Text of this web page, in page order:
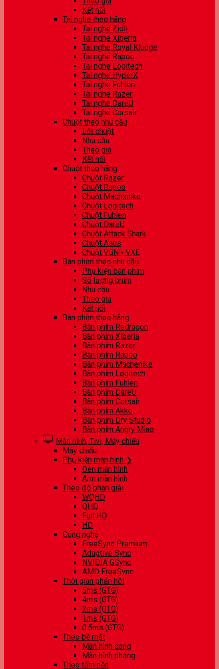
Kết nối
Tai nghe theo hãng
Tai nghe Zidli
Tai nghe Xiberia
Tai nghe Royal Kludge
Tai nghe Rapoo
Tai nghe Logitech
Tai nghe HyperX
Tai nghe Fuhlen
Tai nghe Razer
Tai nghe DareU
Tai nghe Corsair
Chuột theo nhu cầu
Lót chuột
Nhu cầu
Theo giá
Kết nối
Chuột theo hãng
Chuột Razer
Chuột Rapoo
Chuột Machenike
Chuột Logitech
Chuột Fuhlen
Chuột DareU
Chuột Attack Shark
Chuột Asus
Chuột VGN - VXE
Bàn phím theo nhu cầu
Phụ kiện bàn phím
Số lượng phím
Nhu cầu
Theo giá
Kết nối
Bàn phím theo hãng
Bàn phím Redragon
Bàn phím Xiberia
Bàn phím Razer
Bàn phím Rapoo
Bàn phím Machenike
Bàn phím Logitech
Bàn phím Fuhlen
Bàn phím DareU
Bàn phím Corsair
Bàn phím Akko
Bàn phím Dry Studio
Bàn phím Angry Miao
Màn hình, Tivi, Máy chiếu
Máy chiếu
Phụ kiện màn hình ❯
Đèn màn hình
Arm màn hình
Theo độ phân giải
WQHD
QHD
Full HD
HD
Công nghệ
FreeSync Premium
Adaptive Sync
NVIDIA GSync
AMD FreeSync
Thời gian phản hồi
5ms (GTG)
4ms (GTG)
2ms (GTG)
1ms (GTG)
0.5ms (GTG)
Theo bề mặt
Màn hình cong
Màn hình phẳng
Theo tấm nền